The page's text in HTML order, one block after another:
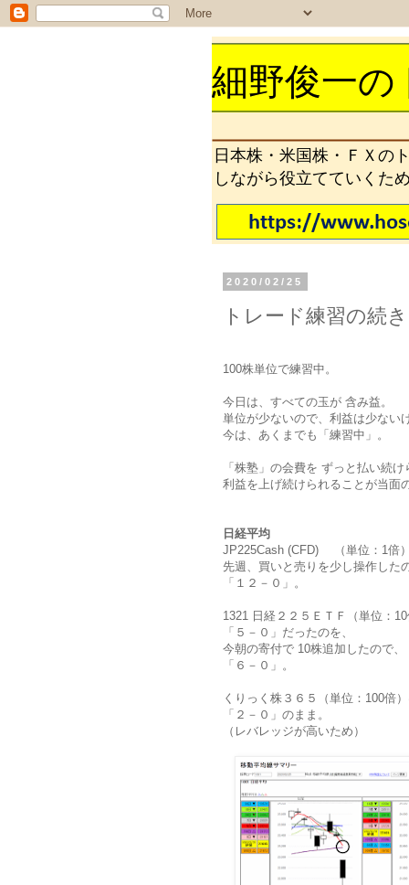
細野俊一の
日本株・米国株・ＦＸの
しながら役立てていくた
2020/02/25
トレード練習の続
100株単位で練習中。
今日は、すべての玉が 含み益。
単位が少ないので、利益は少ない
今は、あくまでも「練習中」。
「株塾」の会費を ずっと払い続
利益を上げ続けられることが当面
日経平均
JP225Cash (CFD) （単位：1倍
先週、買いと売りを少し操作した
「１２－０」。
1321 日経２２５ＥＴＦ（単位：
「５－０」だったのを、
今朝の寄付で 10株追加したので、
「６－０」。
くりっく株３６５（単位：100倍
「２－０」のまま。
（レバレッジが高いため）